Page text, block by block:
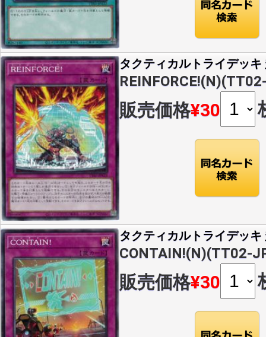
タクティカルトライデッキ
販売価格¥30
タクティカルトライデッキ
CONTAIN!(N)(TT02-
販売価格¥30